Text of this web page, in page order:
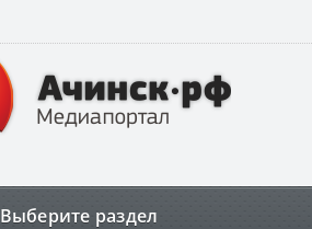
Выберите раздел